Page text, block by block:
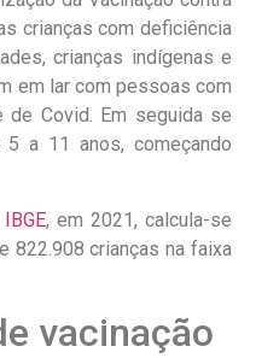
crianças com deficiência
crianças indígenas e
em lar com pessoas com
de Covid. Em seguida se
a 11 anos, começando
IBGE, em 2021, calcula-se
822.908 crianças na faixa
vacinação